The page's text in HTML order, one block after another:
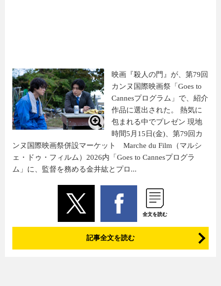
映画『殺人の門』が、第79回
カンヌ国際映画祭「Goes to
Cannesプログラム」で、紹介
作品に選出された。 熱気に
包まれる中でプレゼン 現地
時間5月15日(金)、第79回カ
ンヌ国際映画祭併設マーケット Marche du Film（マルシ
ェ・ドゥ・フィルム）2026内「Goes to Cannesプログラ
ム」に、監督を務める金井紘とプロ...
全文を読む
記事全文を読む